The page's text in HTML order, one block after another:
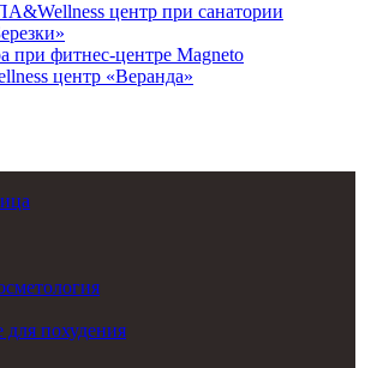
центр при санатории
при фитнес-центре Magneto
центр «Веранда»
похудения